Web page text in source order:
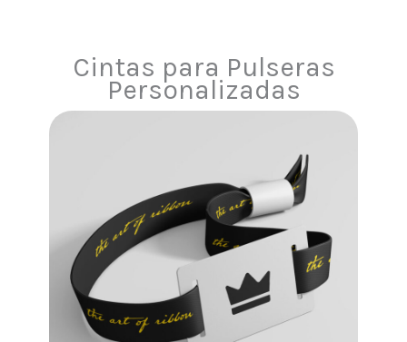
Cintas para Pulseras
Personalizadas